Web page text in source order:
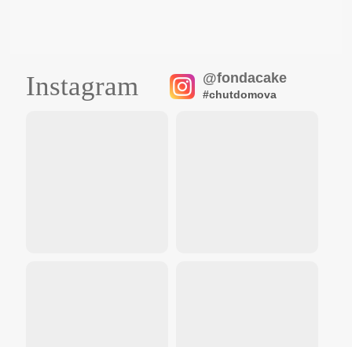
Instagram @fondacake
#chutdomova